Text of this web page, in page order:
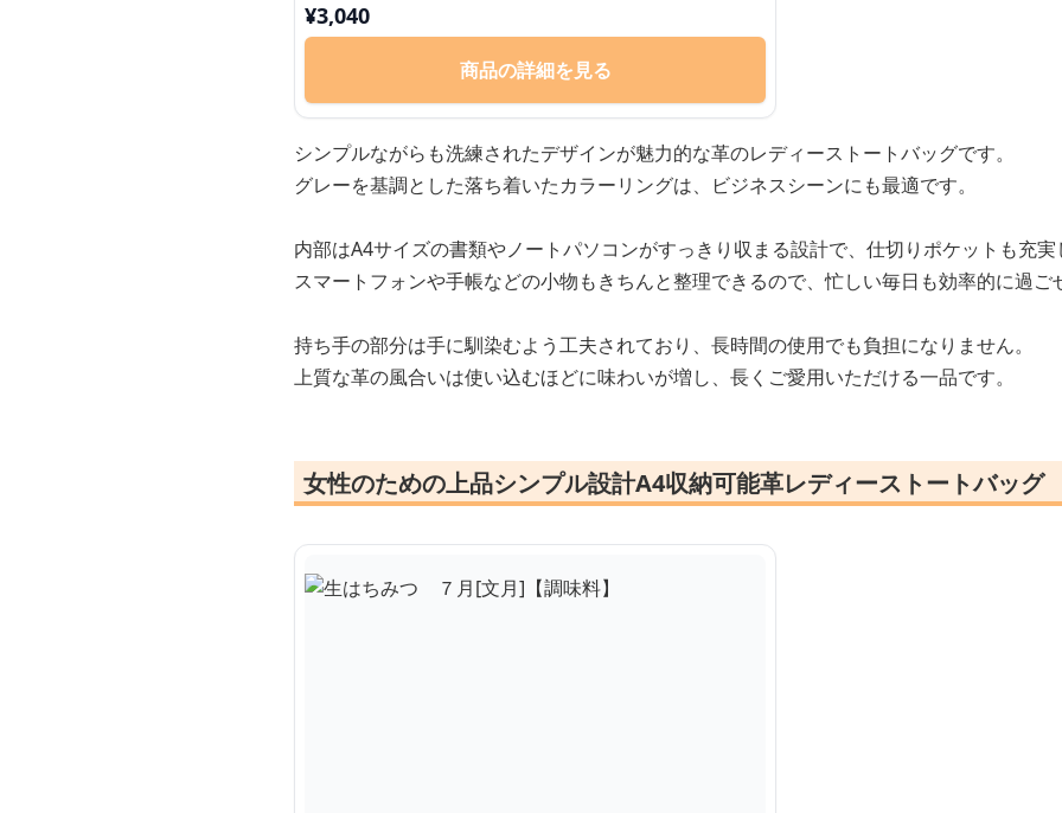
¥3,040
商品の詳細を見る
シンプルながらも洗練されたデザインが魅力的な革のレディーストートバッグです。
グレーを基調とした落ち着いたカラーリングは、ビジネスシーンにも最適です。
内部はA4サイズの書類やノートパソコンがすっきり収まる設計で、仕切りポケットも充実
スマートフォンや手帳などの小物もきちんと整理できるので、忙しい毎日も効率的に過ご
持ち手の部分は手に馴染むよう工夫されており、長時間の使用でも負担になりません。
上質な革の風合いは使い込むほどに味わいが増し、長くご愛用いただける一品です。
女性のための上品シンプル設計A4収納可能革レディーストートバッグ